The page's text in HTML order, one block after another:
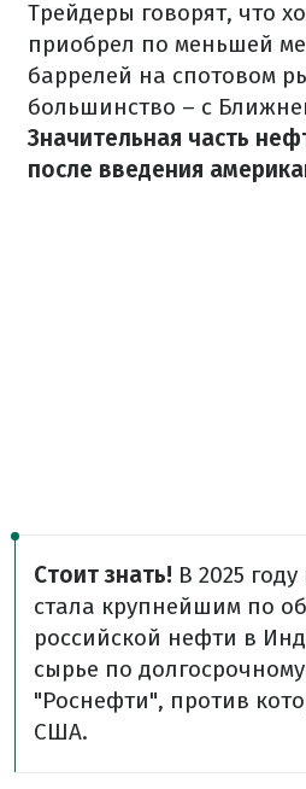
Трейдеры говорят, что
приобрел по меньшей
баррелей на спотовом
большинство – с
Значительная часть
после введения
Стоит знать! В 2025
стала крупнейшим по
российской нефти в
сырье по
"Роснефти", против
США.